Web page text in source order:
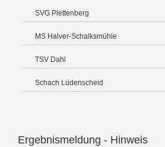
SVG Plettenberg
MS Halver-Schalksmühle
TSV Dahl
Schach Lüdenscheid
Ergebnismeldung - Hinweis